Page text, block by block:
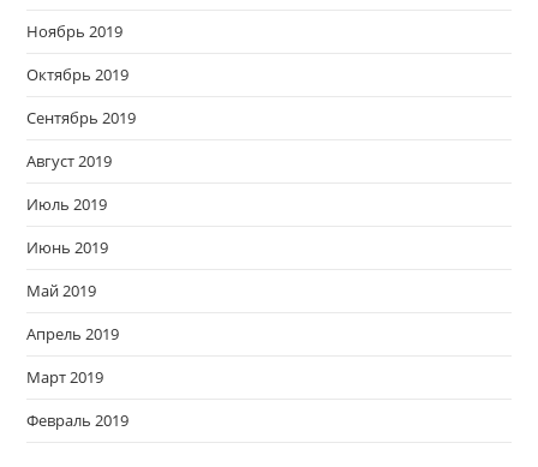
Ноябрь 2019
Октябрь 2019
Сентябрь 2019
Август 2019
Июль 2019
Июнь 2019
Май 2019
Апрель 2019
Март 2019
Февраль 2019